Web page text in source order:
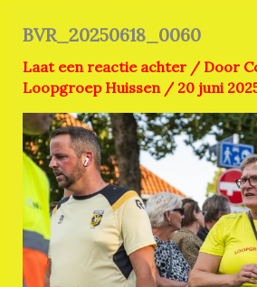
BVR_20250618_0060
Laat een reactie achter / Door
Loopgroep Huissen / 20 juni